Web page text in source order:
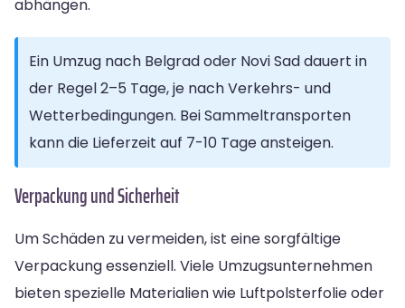
abhängen.
Ein Umzug nach Belgrad oder Novi Sad dauert in
der Regel 2–5 Tage, je nach Verkehrs- und
Wetterbedingungen. Bei Sammeltransporten
kann die Lieferzeit auf 7-10 Tage ansteigen.
Verpackung und Sicherheit
Um Schäden zu vermeiden, ist eine sorgfältige
Verpackung essenziell. Viele Umzugsunternehmen
bieten spezielle Materialien wie Luftpolsterfolie oder